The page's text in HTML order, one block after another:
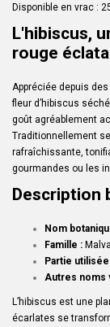
Disponible en vrac :
L'hibiscus,
rouge
Appréciée depuis
fleur d’hibiscus
goût agréablement
Traditionnellement
rafraîchissante,
gourmandes ou les
Description
Nom
Famille :
Partie utilisée
Autres noms
L’hibiscus est une
écarlates se